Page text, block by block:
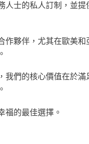
人士的私人訂制，並
作夥伴，尤其在歐美
我們的核心價值在於
福的最佳選擇。